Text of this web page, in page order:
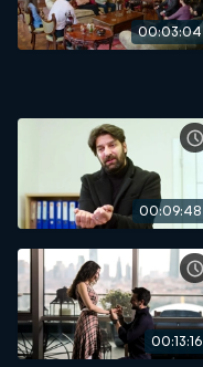
00:03:04
00:09:48
00:13:16